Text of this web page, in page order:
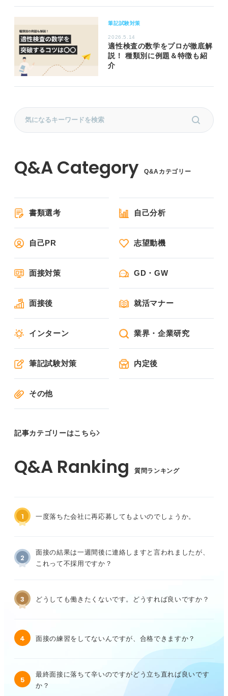
筆記試験対策
2026.5.14
適性検査の数学をプロが徹底解
説！ 種類別に例題＆特徴も紹
介
Q&Aカテゴリー
書類選考 自己分析
自己PR 志望動機
面接対策 GD・GW
面接後 就活マナー
インターン 業界・企業研究
筆記試験対策 内定後
その他
記事カテゴリーはこちら
質問ランキング
1 一度落ちた会社に再応募してもよいのでしょうか。
2
面接の結果は一週間後に連絡しますと言われましたが、
これって不採用ですか？
3 どうしても働きたくないです。どうすれば良いですか？
4 面接の練習をしてないんですが、合格できますか？
5
最終面接に落ちて辛いのですがどう立ち直れば良いです
か？